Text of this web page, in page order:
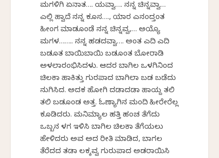
ಮಗಳಿಗಿ ಏನಾತ…. ಯವ್ವಾ…. ನನ್ನ ಚಿನ್ನವ್ವಾ…
ಎಲ್ಲಿ ಹ್ವಾದೆ ನನ್ನ ಕೂಸ…., ಯಾರ ಎನಂದ್ತಂತ
ಹೀಂಗ ಮಾಡಕೊಂಡೆ ನನ್ನ ಚಿನ್ನವ್ವ,… ಅಯ್ಯೊ
ಮಗಳ…….. ನನ್ನ ಹಡದವ್ವಾ…. ಅಂತ ಎದಿ ಎದಿ
ಬಡಕೊತ ಬಾಯಿಬಾಯಿ ಬಡಕೊಂತ ಬೋರಾಡಿ
ಅಳಲಾರಂಭಿಸಿದಳು. ಆದರ ಬಾಗಿಲ ಒಳಗಿನಿಂದ
ಚಿಲಕಾ ಹಾಕಿತ್ತು ಗುರಪಾದ ಬಾಗಿಲಾ ಬಡ ಬಡೆದು
ನುಗಿಸಿದ. ಅದಕ ಹೋಗಿ ದಡಾದಡಾ ಹಾಯ್ದ ತಲಿ
ತಲಿ ಬಡಕೊಂಡ ಅತ್ತ. ಓಣ್ಯಾಗಿನ ಮಂದಿ ಹೀರೇರೆಲ್ಲ
ಕೂಡಿದರು. ಮನಿಮ್ಯಾಲ ಹತ್ತಿ ಹಂಚ ತೆಗೆದು
ಒಬ್ಬನ ಕೆಳಗ ಇಳಿಸಿ ಬಾಗಿಲ ಚಿಲಕಾ ತೆಗೆಯಲು
ಹೇಳಿದರು ಅವ ಅದ ರೀತಿ ಮಾಡಿದ, ಬಾಗಲ
ತೆರೆದದ ತಡಾ ಲಕ್ಕವ್ವ ಗುರುಪಾದ ಅಡರಾಯಿಸಿ